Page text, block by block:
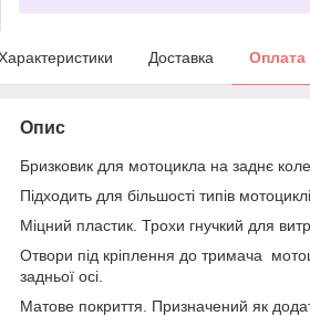
Доставка Оплата
Опис
Бризковик для мотоцикла на заднє
Підходить для більшості типів
Міцний пластик. Трохи гнучкий для
Отвори під кріплення до тримача
задньої осі.
Матове покриття. Призначений як